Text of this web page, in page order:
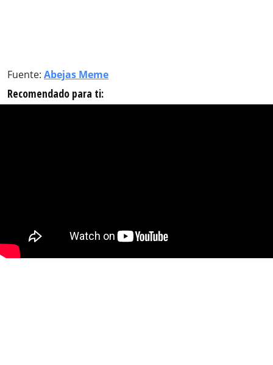
Fuente: Abejas Meme
Recomendado para ti: